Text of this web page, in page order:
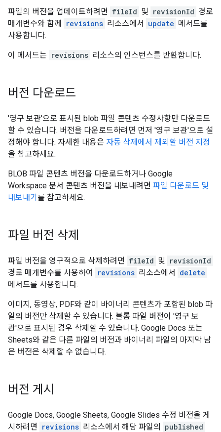
파일의 버전을 업데이트하려면 fileId 및 revisionId 경로
매개변수와 함께
revisions 리소스에서 update 메서드를
사용합니다.
이 메서드는 revisions 리소스의 인스턴스를 반환합니다.
버전 다운로드
'영구 보관'으로 표시된 blob 파일 콘텐츠 수정사항만 다운로드
할 수 있습니다. 버전을 다운로드하려면 먼저 '영구 보관'으로 설
정해야 합니다. 자세한 내용은 자동 삭제에서 제외할 버전 지정
을 참고하세요.
BLOB 파일 콘텐츠 버전을 다운로드하거나 Google
Workspace 문서 콘텐츠 버전을 내보내려면 파일 다운로드 및
내보내기 를 참고하세요.
파일 버전 삭제
파일 버전을 영구적으로 삭제하려면 fileId 및
revisionId
경로 매개변수를 사용하여
revisions 리소스에서
delete
메서드를 사용합니다.
이미지, 동영상, PDF와 같이 바이너리 콘텐츠가 포함된 blob 파
일의 버전만 삭제할 수 있습니다. 블롭 파일 버전이 '영구 보
관'으로 표시된 경우 삭제할 수 있습니다. Google Docs 또는
Sheets와 같은 다른 파일의 버전과 바이너리 파일의 마지막 남
은 버전은 삭제할 수 없습니다.
버전 게시
Google Docs, Google Sheets, Google Slides 수정 버전을 게
시하려면
revisions 리소스에서 해당 파일의
published